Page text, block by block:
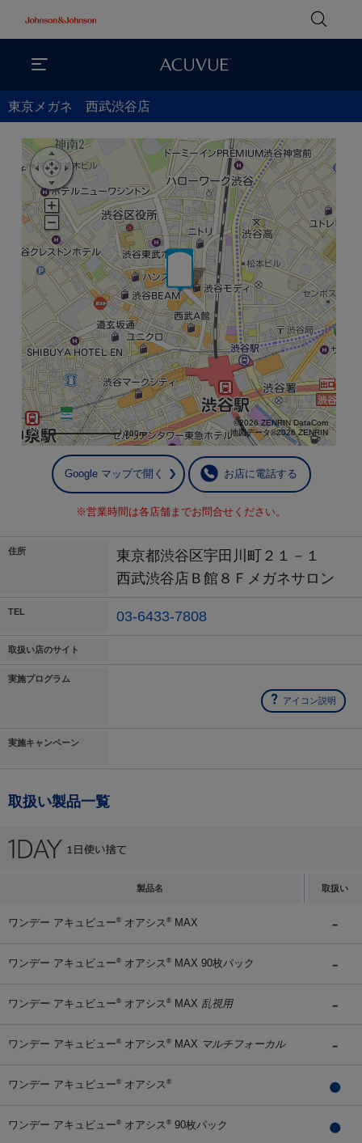
東京メガネ 西武渋谷店
300m
©2026 ZENRIN DataCom
地図データ©2026 ZENRIN
Google マップで開く お店に電話する
※営業時間は各店舗までお問合せください。
住所
東京都渋谷区宇田川町２１－１
西武渋谷店Ｂ館８Ｆメガネサロン
TEL 03-6433-7808
取扱い店のサイト
実施プログラム
アイコン説明
実施キャンペーン
取扱い製品一覧
製品名 取扱い
ワンデー アキュビュー® オアシス ® MAX
ワンデー アキュビュー® オアシス ® MAX 90枚パック
ワンデー アキュビュー® オアシス ® MAX 乱視用
ワンデー アキュビュー® オアシス ® MAX マルチフォーカル
ワンデー アキュビュー® オアシス ®
ワンデー アキュビュー® オアシス ® 90枚パック